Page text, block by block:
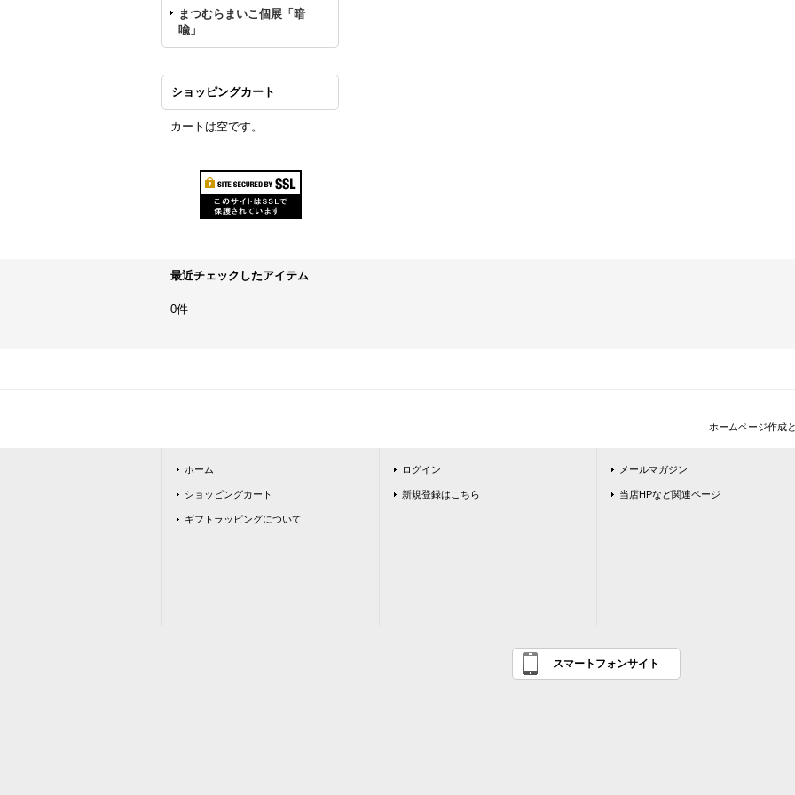
まつむらまいこ個展「暗
喩」
ショッピングカート
カートは空です。
最近チェックしたアイテム
0件
ホームページ作成
ホーム
ショッピングカート
ギフトラッピングについて
ログイン
新規登録はこちら
メールマガジン
当店HPなど関連ページ
スマートフォンサイト